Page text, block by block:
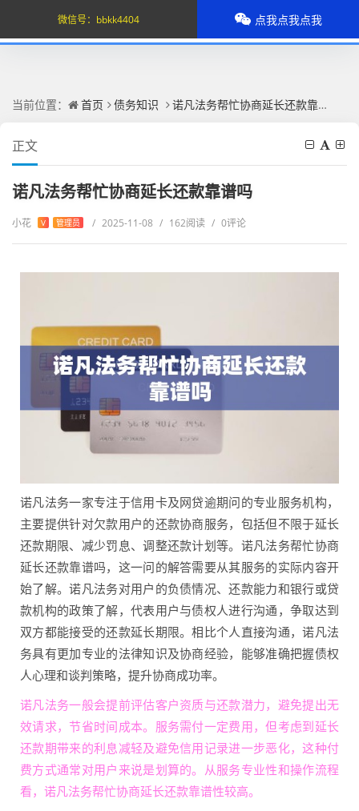
当前位置： 首页 债务知识 诺凡法务帮忙协商延长还款靠谱吗
正文
诺凡法务帮忙协商延长还款靠谱吗
小花 V 管理员 / 2025-11-08 / 162阅读 / 0评论
诺凡法务一家专注于信用卡及网贷逾期问的专业服务机构，
主要提供针对欠款用户的还款协商服务，包括但不限于延长
还款期限、减少罚息、调整还款计划等。诺凡法务帮忙协商
延长还款靠谱吗，这一问的解答需要从其服务的实际内容开
始了解。诺凡法务对用户的负债情况、还款能力和银行或贷
款机构的政策了解，代表用户与债权人进行沟通，争取达到
双方都能接受的还款延长期限。相比个人直接沟通，诺凡法
务具有更加专业的法律知识及协商经验，能够准确把握债权
人心理和谈判策略，提升协商成功率。
诺凡法务一般会提前评估客户资质与还款潜力，避免提出无
效请求，节省时间成本。服务需付一定费用，但考虑到延长
还款期带来的利息减轻及避免信用记录进一步恶化，这种付
费方式通常对用户来说是划算的。从服务专业性和操作流程
看，诺凡法务帮忙协商延长还款靠谱性较高。
微信号： bbkk4404 点我点我点我